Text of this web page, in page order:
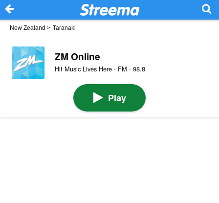
New Zealand > Taranaki
ZM Online
Hit Music Lives Here · FM · 98.8
Play